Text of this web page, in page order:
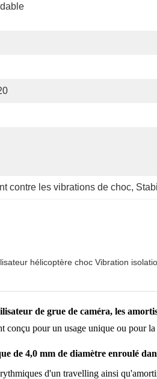
contre les vibrations de choc,
hélicoptère choc Vibration
de grue de caméra, les
pour un usage unique ou pour
de 4,0 mm de diamètre enroulé
d'un travelling ainsi